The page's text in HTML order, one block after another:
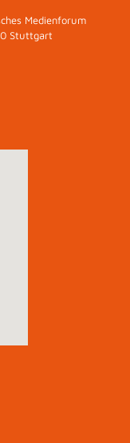
Medienforum
Stuttgart